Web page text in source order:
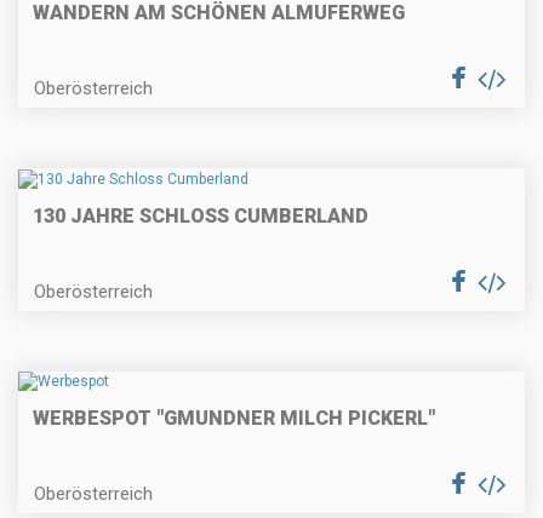
WANDERN AM SCHÖNEN ALMUFERWEG
Oberösterreich
130 JAHRE SCHLOSS CUMBERLAND
Oberösterreich
WERBESPOT "GMUNDNER MILCH PICKERL"
Oberösterreich